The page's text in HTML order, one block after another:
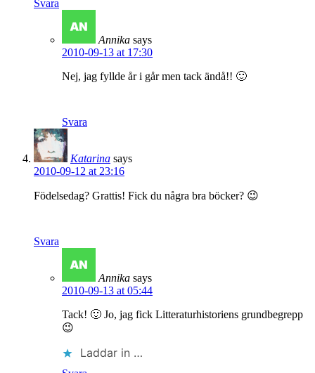
Svara
Annika says
2010-09-13 at 17:30
Nej, jag fyllde år i går men tack ändå!! 🙂
Svara
Katarina says
2010-09-12 at 23:16
Födelsedag? Grattis! Fick du några bra böcker? 😉
Svara
Annika says
2010-09-13 at 05:44
Tack! 🙂 Jo, jag fick Litteraturhistoriens grundbegrepp
😉
Laddar in …